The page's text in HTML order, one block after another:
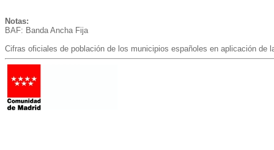
Notas:
BAF: Banda Ancha Fija
Cifras oficiales de población de los municipios españoles en aplicación